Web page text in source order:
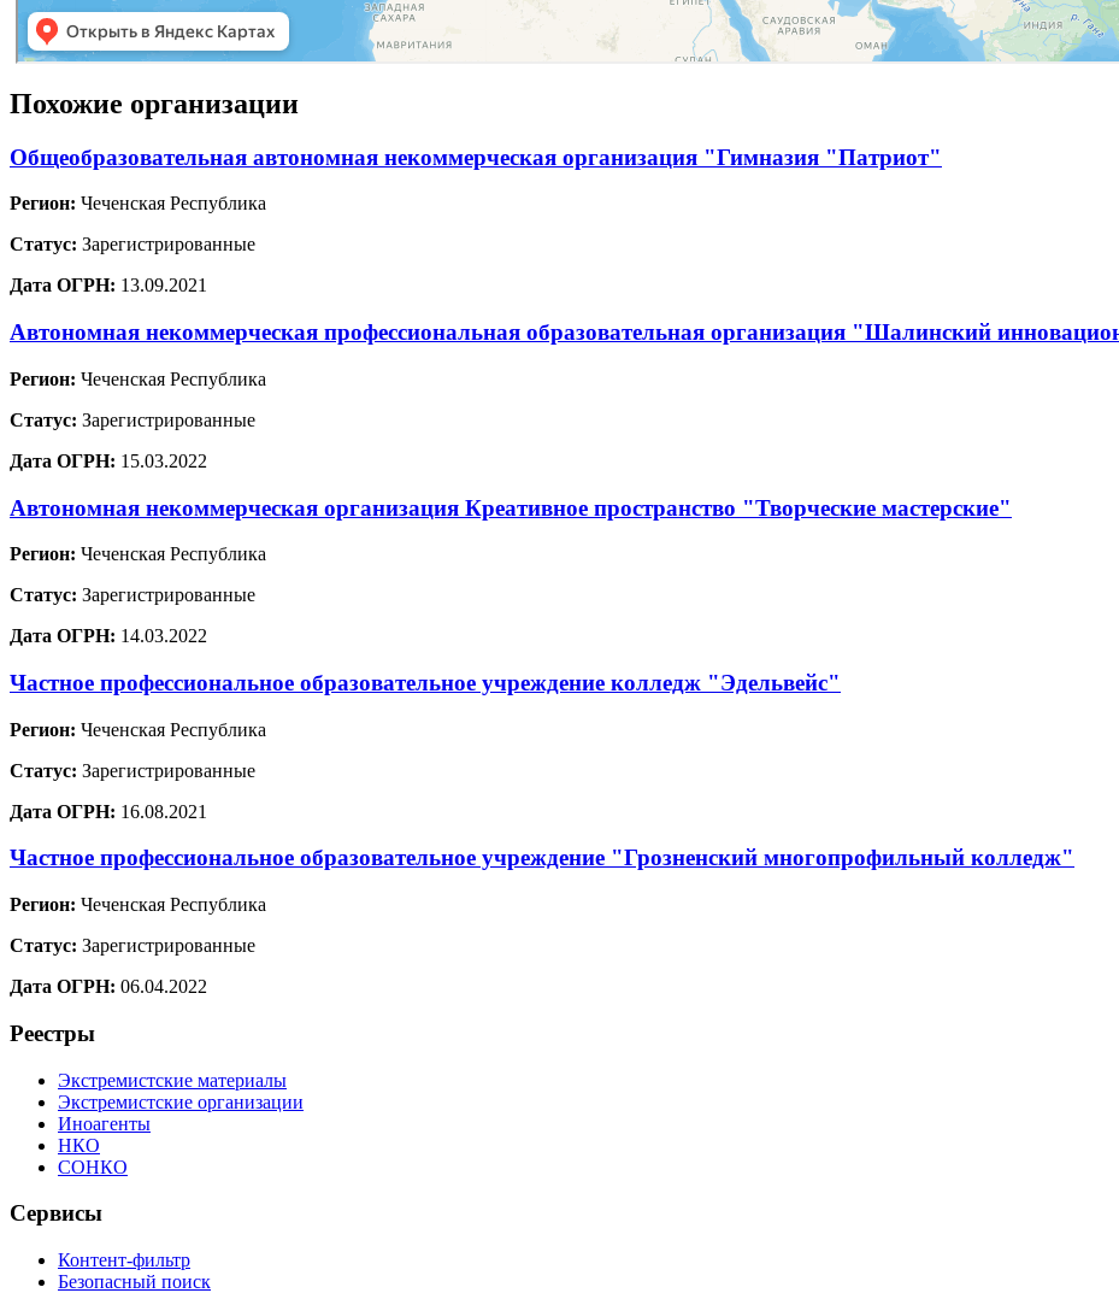
Похожие организации
Общеобразовательная автономная некоммерческая организация "Гимназия "Патриот"
Регион: Чеченская Республика
Статус: Зарегистрированные
Дата ОГРН: 13.09.2021
Автономная некоммерческая профессиональная образовательная организация "Шалинский
Регион: Чеченская Республика
Статус: Зарегистрированные
Дата ОГРН: 15.03.2022
Автономная некоммерческая организация Креативное пространство "Творческие мастерские"
Регион: Чеченская Республика
Статус: Зарегистрированные
Дата ОГРН: 14.03.2022
Частное профессиональное образовательное учреждение колледж "Эдельвейс"
Регион: Чеченская Республика
Статус: Зарегистрированные
Дата ОГРН: 16.08.2021
Частное профессиональное образовательное учреждение "Грозненский многопрофильный колледж"
Регион: Чеченская Республика
Статус: Зарегистрированные
Дата ОГРН: 06.04.2022
Реестры
Экстремистские материалы
Экстремистские организации
Иноагенты
НКО
СОНКО
Сервисы
Контент-фильтр
Безопасный поиск